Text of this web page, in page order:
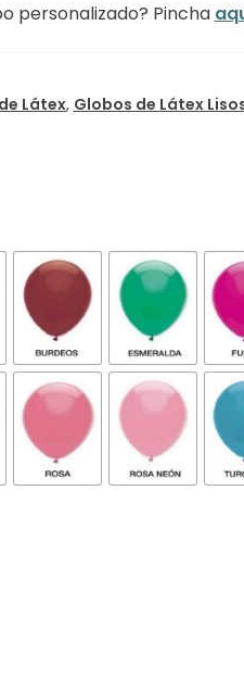
personalizado? Pincha
Látex, Globos de Látex